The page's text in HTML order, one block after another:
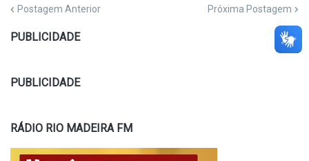
Postagem Anterior Próxima Postagem
PUBLICIDADE
PUBLICIDADE
RÁDIO RIO MADEIRA FM